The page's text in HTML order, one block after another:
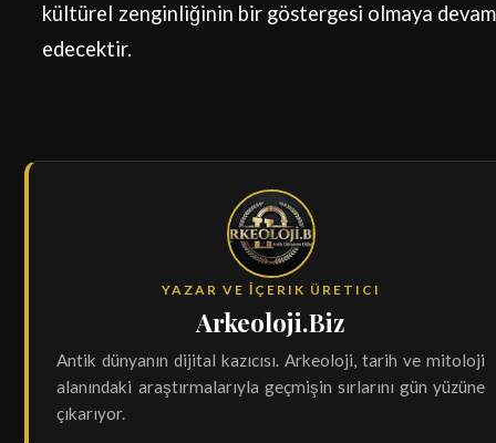
kültürel zenginliğinin bir göstergesi olmaya devam
edecektir.
YAZAR VE İÇERIK ÜRETICI
Arkeoloji.Biz
Antik dünyanın dijital kazıcısı. Arkeoloji, tarih ve mitoloji
alanındaki araştırmalarıyla geçmişin sırlarını gün yüzüne
çıkarıyor.